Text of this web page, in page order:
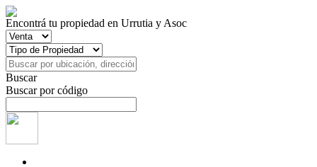
Encontrá tu propiedad en Urrutia y Asoc
Buscar
Buscar por código